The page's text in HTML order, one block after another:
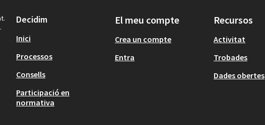
Decidim
Inici
Processos
Consells
Participació en
normativa
El meu compte
Crea un compte
Entra
Recursos
Activitat
Trobades
Dades obertes